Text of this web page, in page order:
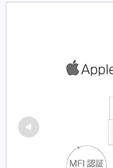
モーション特
【Routine 】